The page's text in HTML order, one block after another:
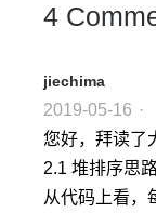
4
jiechima
2019-05-16 ·
您好，拜读了
2.1 堆排序思
从代码上看，